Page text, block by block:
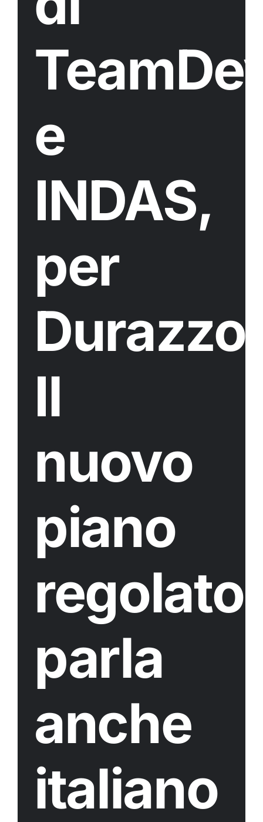
e
INDAS,
per
Durazzo.
Il
nuovo
piano
parla
anche
italiano